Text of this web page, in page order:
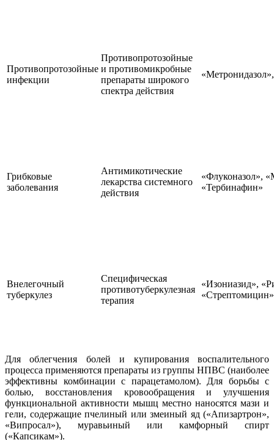
Противопротозойные
инфекции
Противопротозойные
и противомикробные
препараты широкого
спектра действия
Грибковые
заболевания
Антимикотические
лекарства системного
действия
«Флуконазол»,
«Тербинафин»
Внелегочный
туберкулез
Специфическая
противотуберкулезная
терапия
«Изониазид»,
«Стрептомицин»
Для облегчения болей и купирования воспалительного
процесса применяются препараты из группы НПВС (наиболее
эффективны комбинации с парацетамолом). Для борьбы с
болью, восстановления кровообращения и улучшения
функциональной активности мышц местно наносятся мази и
гели, содержащие пчелиный или змеиный яд («Апизартрон»,
«Випросал»), муравьиный или камфорный спирт
(«Капсикам»).